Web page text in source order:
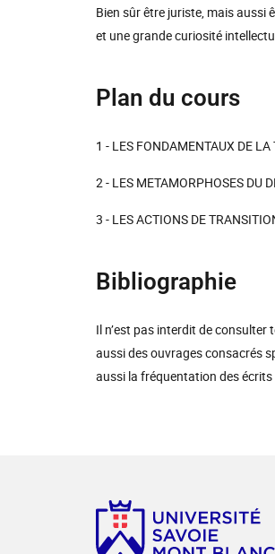
Bien sûr être juriste, mais aussi
et une grande curiosité
Plan du cours
1 - LES FONDAMENTAUX DE
2 - LES METAMORPHOSES DU
3 - LES ACTIONS DE
Bibliographie
Il n’est pas interdit de consulter
aussi des ouvrages consacrés
aussi la fréquentation des écrits